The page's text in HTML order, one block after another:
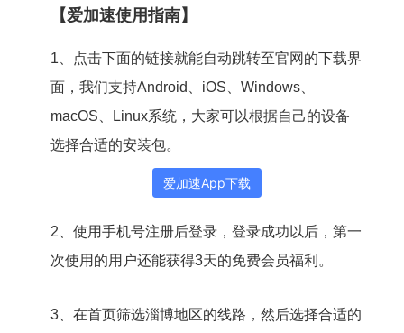
【爱加速使用指南】
1、点击下面的链接就能自动跳转至官网的下载界
面，我们支持Android、iOS、Windows、
macOS、Linux系统，大家可以根据自己的设备
选择合适的安装包。
爱加速App下载
2、使用手机号注册后登录，登录成功以后，第一
次使用的用户还能获得3天的免费会员福利。
3、在首页筛选淄博地区的线路，然后选择合适的